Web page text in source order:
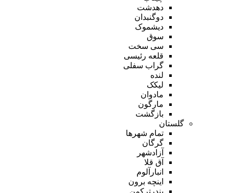
دهدشت
دوگنبدان
دیشموک
سوق
سی سخت
قلعه رئیسی
گراب سفلی
لنده
لیکک
مادوان
مارگون
بازگشت
گلستان
تمام شهر‌ها
گرگان
آزادشهر
آق قلا
انبارآلوم
اینچه برون
بندرترکمن